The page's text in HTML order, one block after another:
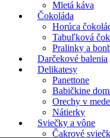
Mletá káva
Čokoláda
Horúca
Tabuľková
Pralinky a
Darčekové balenia
Delikatesy
Panettone
Babičkine
Orechy v mede
Nátierky
Sviečky a vône
Čakrové